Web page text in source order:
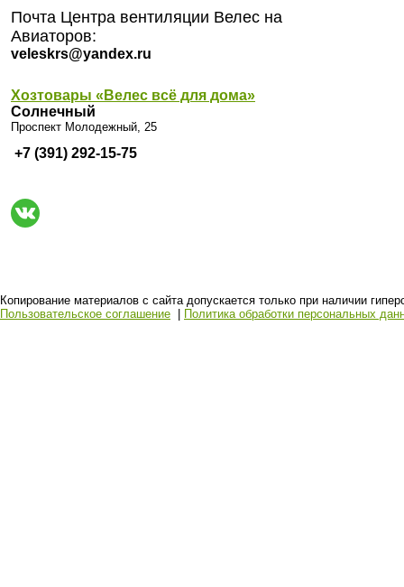
Почта Центра вентиляции Велес на
Авиаторов:
veleskrs@yandex.ru
Хозтовары «Велес всё для дома»
Солнечный
Проспект Молодежный, 25
+7 (391) 292-15-75
Копирование материалов с сайта допускается только при наличии
Пользовательское соглашение
Политика обработки персональных